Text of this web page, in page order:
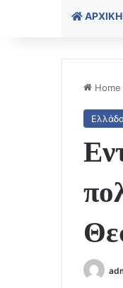
ΑΡΧΙΚΉ
Home